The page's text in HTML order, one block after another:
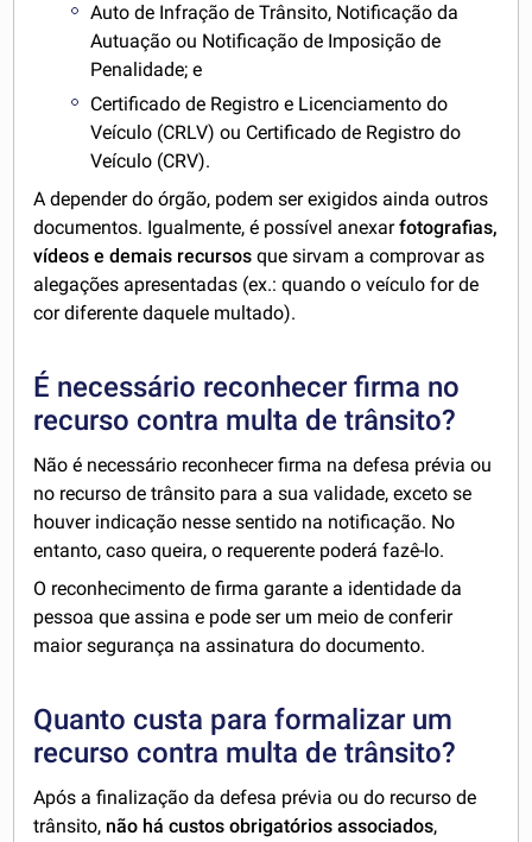
Auto de Infração de Trânsito, Notificação da
Autuação ou Notificação de Imposição de
Penalidade; e
Certificado de Registro e Licenciamento do
Veículo (CRLV) ou Certificado de Registro do
Veículo (CRV).
A depender do órgão, podem ser exigidos ainda outros
documentos. Igualmente, é possível anexarfotografias,
vídeos e demais recursos que sirvam a comprovar as
alegações apresentadas (ex.: quando o veículo for de
cor diferente daquele multado).
É necessário reconhecer firma no
recurso contra multa de trânsito?
Não é necessário reconhecer firma na defesa prévia ou
no recurso de trânsito para a sua validade, exceto se
houver indicação nesse sentido na notificação. No
entanto, caso queira, o requerente poderá fazê-lo.
O reconhecimento de firma garante a identidade da
pessoa que assina e pode ser um meio de conferir
maior segurança na assinatura do documento.
Quanto custa para formalizar um
recurso contra multa de trânsito?
Após a finalização da defesa prévia ou do recurso de
trânsito, não há custos obrigatórios associados,